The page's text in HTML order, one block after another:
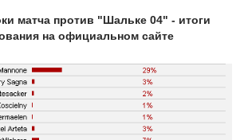
матча против "Шальке 04" - итоги
на официальном сайте